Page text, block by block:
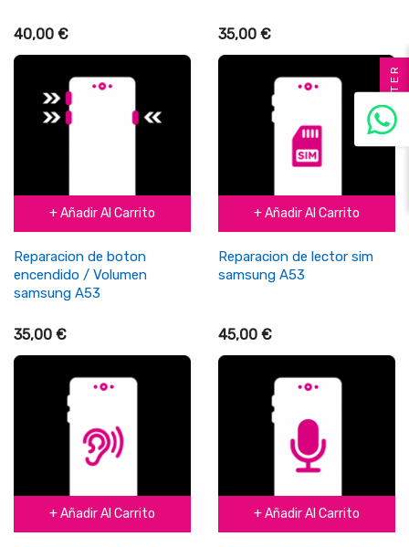
40,00 € 35,00 €
+ Añadir Al Carrito
Reparacion de boton
encendido / Volumen
samsung A53
35,00 €
+ Añadir Al Carrito
Reparacion de lector sim
samsung A53
45,00 €
+ Añadir Al Carrito + Añadir Al Carrito
FILTER